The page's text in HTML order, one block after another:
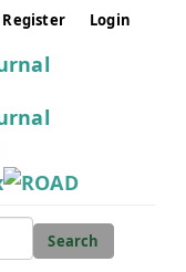
Register Login
Search